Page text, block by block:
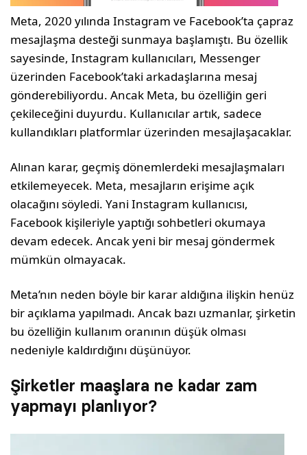
Meta, 2020 yılında Instagram ve Facebook’ta çapraz
mesajlaşma desteği sunmaya başlamıştı. Bu özellik
sayesinde, Instagram kullanıcıları, Messenger
üzerinden Facebook’taki arkadaşlarına mesaj
gönderebiliyordu. Ancak Meta, bu özelliğin geri
çekileceğini duyurdu. Kullanıcılar artık, sadece
kullandıkları platformlar üzerinden mesajlaşacaklar.
Alınan karar, geçmiş dönemlerdeki mesajlaşmaları
etkilemeyecek. Meta, mesajların erişime açık
olacağını söyledi. Yani Instagram kullanıcısı,
Facebook kişileriyle yaptığı sohbetleri okumaya
devam edecek. Ancak yeni bir mesaj göndermek
mümkün olmayacak.
Meta’nın neden böyle bir karar aldığına ilişkin henüz
bir açıklama yapılmadı. Ancak bazı uzmanlar, şirketin
bu özelliğin kullanım oranının düşük olması
nedeniyle kaldırdığını düşünüyor.
Şirketler maaşlara ne kadar zam
yapmayı planlıyor?